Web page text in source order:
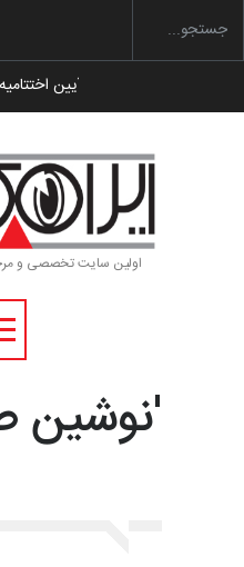
گزارش تصویری آیین
اولین سایت تخصصی و مرجع
'نوشین